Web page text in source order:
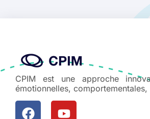
CPIM est une approche
émotionnelles, comportementales,